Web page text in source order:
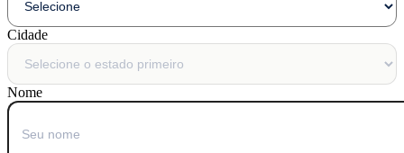
Cidade
Nome